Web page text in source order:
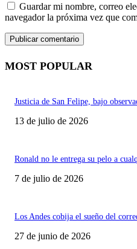
Guardar mi nombre, correo
navegador la próxima vez que
MOST POPULAR
Justicia de San Felipe, bajo
13 de julio de 2026
Ronald no le entrega su pelo a
7 de julio de 2026
Los Andes cobija el sueño del
27 de junio de 2026